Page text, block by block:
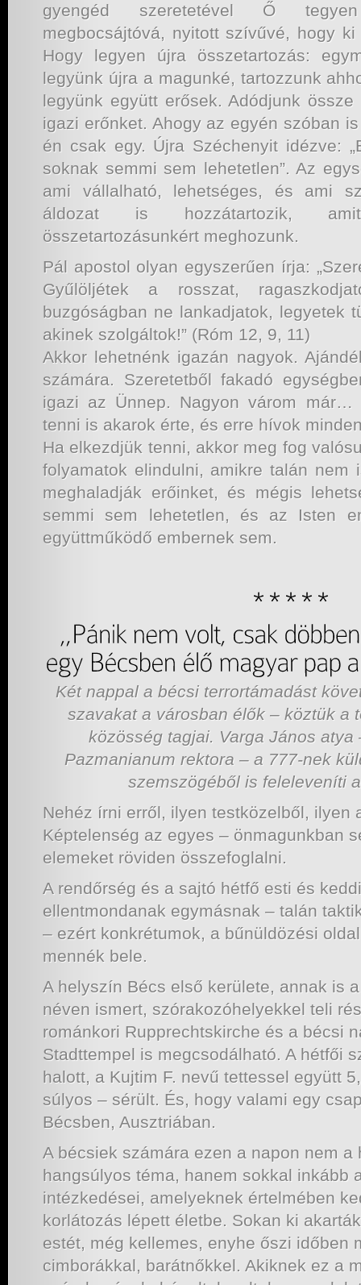
gyengéd szeretetével Ő
megbocsájtóvá, nyitott szívűvé, hogy
Hogy legyen újra összetartozás:
legyünk újra a magunké, tartozzunk
legyünk együtt erősek. Adódjunk
igazi erőnket. Ahogy az egyén szóban
én csak egy. Újra Széchenyit idézve:
soknak semmi sem lehetetlen”. Az
ami vállalható, lehetséges, és ami
áldozat is hozzátartozik,
összetartozásunkért meghozunk.
Pál apostol olyan egyszerűen írja:
Gyűlöljétek a rosszat,
buzgóságban ne lankadjatok, legyetek
akinek szolgáltok!” (Róm 12, 9, 11)
Akkor lehetnénk igazán nagyok.
számára. Szeretetből fakadó
igazi az Ünnep. Nagyon várom már…
tenni is akarok érte, és erre hívok
Ha elkezdjük tenni, akkor meg fog
folyamatok elindulni, amikre talán nem
meghaladják erőinket, és mégis
semmi sem lehetetlen, és az Isten
együttműködő embernek sem.
Két nappal a bécsi terrortámadást
szavakat a városban élők – köztük a
közösség tagjai. Varga János atya
Pazmanianum rektora – a 777-nek
szemszögéből is feleleveníti
Nehéz írni erről, ilyen testközelből, ilyen
Képtelenség az egyes – önmagunkban
elemeket röviden összefoglalni.
A rendőrség és a sajtó hétfő esti és
ellentmondanak egymásnak – talán
– ezért konkrétumok, a bűnüldözési
mennék bele.
A helyszín Bécs első kerülete, annak is a
néven ismert, szórakozóhelyekkel teli
románkori Rupprechtskirche és a bécsi
Stadttempel is megcsodálható. A hétfői
halott, a Kujtim F. nevű tettessel együtt
súlyos – sérült. És, hogy valami egy
Bécsben, Ausztriában.
A bécsiek számára ezen a napon nem a
hangsúlyos téma, hanem sokkal inkább
intézkedései, amelyeknek értelmében
korlátozás lépett életbe. Sokan ki
estét, még kellemes, enyhe őszi időben
cimborákkal, barátnőkkel. Akiknek ez a